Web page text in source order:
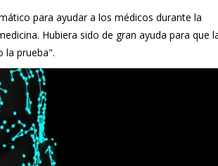
para ayudar a los médicos durante la
Hubiera sido de gran ayuda para que
la prueba".